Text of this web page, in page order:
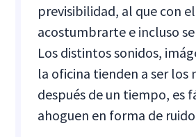
previsibilidad, al que con
acostumbrarte e incluso
Los distintos sonidos,
la oficina tienden a ser los
después de un tiempo, es
ahoguen en forma de